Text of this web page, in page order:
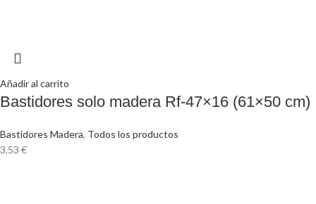
Añadir al carrito
Bastidores solo madera Rf-47×16 (61×50 cm)
Bastidores Madera, Todos los productos
3,53 €